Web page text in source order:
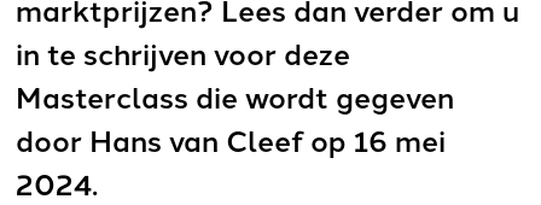
marktprijzen? Lees dan verder om u
in te schrijven voor deze
Masterclass die wordt gegeven
door Hans van Cleef op 16 mei
2024.